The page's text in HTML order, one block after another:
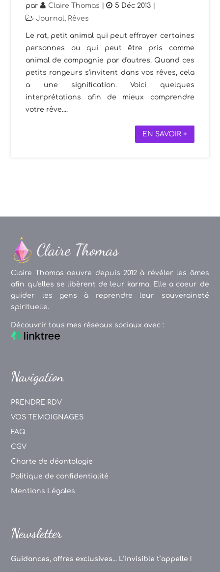
par Claire Thomas | 5 Déc 2013 |
Journal, Rêves
Le rat, petit animal qui peut effrayer certaines
personnes ou qui peut être pris comme
animal de compagnie par d'autres. Quand ces
petits rongeurs s'invitent dans vos rêves, cela
a une signification. Voici quelques
interprétations afin de mieux comprendre
votre rêve....
EN SAVOIR +
Claire Thomas oeuvre depuis 2012 à révéler les âmes
afin qu'elles se libèrent de leur karma. Elle a coeur de
guider les gens à reprendre leur souveraineté
spirituelle.
Découvrir tous mes réseaux sociaux avec :
Navigation
PRENDRE RDV
VOS TEMOIGNAGES
FAQ
CGV
Charte de déontologie
Politique de confidentialité
Mentions Légales
Newsletter
Guidances, offres exclusives... L’invisible t’appelle !